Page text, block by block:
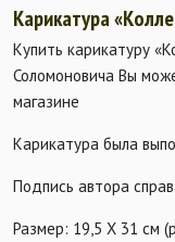
Карикатура
Купить карикатуру
Соломоновича Вы
магазине
Карикатура была
Подпись автора
Размер: 19,5 Х 31 см